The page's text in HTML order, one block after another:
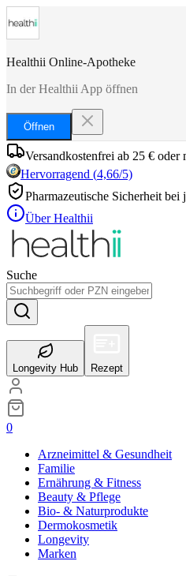
Healthii Online-Apotheke
In der Healthii App öffnen
Öffnen
Versandkostenfrei ab 25 € oder
Hervorragend (4,66/5)
Pharmazeutische Sicherheit bei
Über Healthii
Suche
Longevity Hub Rezept
0
Arzneimittel & Gesundheit
Familie
Ernährung & Fitness
Beauty & Pflege
Bio- & Naturprodukte
Dermokosmetik
Longevity
Marken